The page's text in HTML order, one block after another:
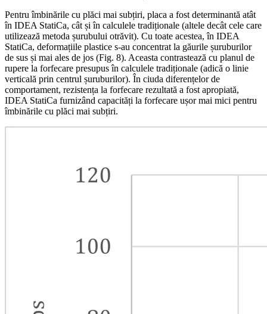
Pentru îmbinările cu plăci mai subțiri, placa a fost determinantă atât
în IDEA StatiCa, cât și în calculele tradiționale (altele decât cele care
utilizează metoda șurubului otrăvit). Cu toate acestea, în IDEA
StatiCa, deformațiile plastice s-au concentrat la găurile șuruburilor
de sus și mai ales de jos (Fig. 8). Aceasta contrastează cu planul de
rupere la forfecare presupus în calculele tradiționale (adică o linie
verticală prin centrul șuruburilor). În ciuda diferențelor de
comportament, rezistența la forfecare rezultată a fost apropiată,
IDEA StatiCa furnizând capacități la forfecare ușor mai mici pentru
îmbinările cu plăci mai subțiri.